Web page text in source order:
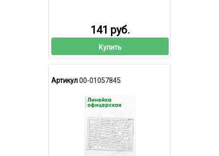
141 руб.
Купить
Артикул00-01057845